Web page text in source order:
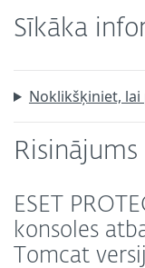
Sīkāka
Noklikšķiniet,
Risinājums
ESET
konsoles
Tomcat